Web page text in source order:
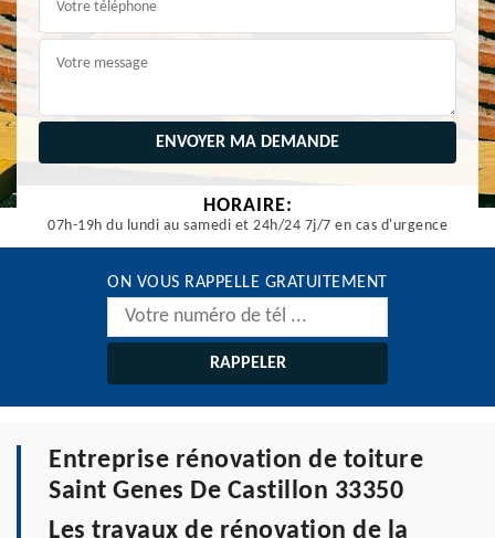
HORAIRE:
07h-19h du lundi au samedi et 24h/24 7j/7 en cas d'urgence
ON VOUS RAPPELLE GRATUITEMENT
Entreprise rénovation de toiture
Saint Genes De Castillon 33350
Les travaux de rénovation de la